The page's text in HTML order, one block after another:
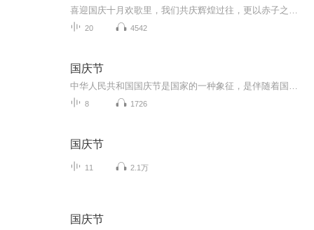
20 4542
国庆节
8 1726
国庆节
11 2.1万
国庆节